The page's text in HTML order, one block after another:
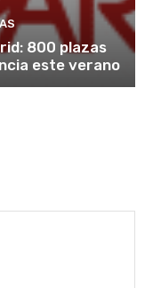
800 plazas
este verano